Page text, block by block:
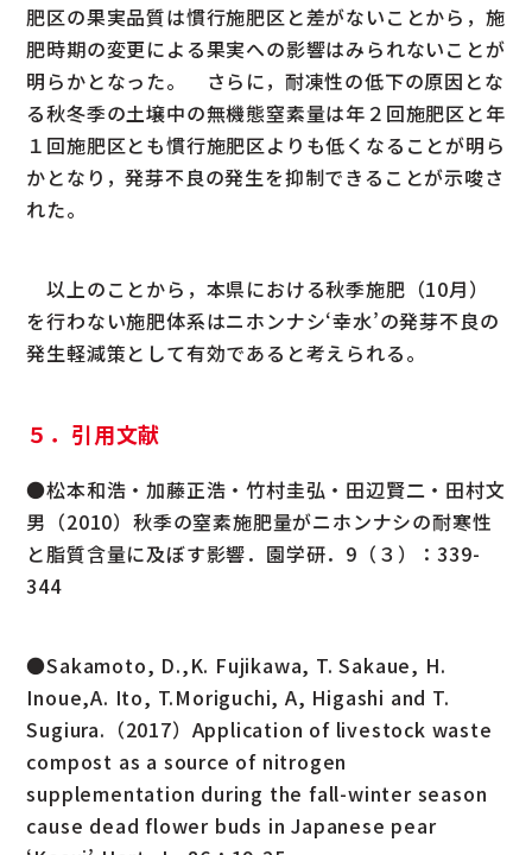
肥区の果実品質は慣行施肥区と差がないことから，施
肥時期の変更による果実への影響はみられないことが
明らかとなった。 さらに，耐凍性の低下の原因とな
る秋冬季の土壌中の無機態窒素量は年２回施肥区と年
１回施肥区とも慣行施肥区よりも低くなることが明ら
かとなり，発芽不良の発生を抑制できることが示唆さ
れた。
以上のことから，本県における秋季施肥（10月）
を行わない施肥体系はニホンナシ‘幸水’の発芽不良の
発生軽減策として有効であると考えられる。
５．引用文献
●松本和浩・加藤正浩・竹村圭弘・田辺賢二・田村文
男（2010）秋季の窒素施肥量がニホンナシの耐寒性
と脂質含量に及ぼす影響．園学研．9（３）：339-
344
●Sakamoto, D.,K. Fujikawa, T. Sakaue, H.
Inoue,A. Ito, T.Moriguchi, A, Higashi and T.
Sugiura.（2017）Application of livestock waste
compost as a source of nitrogen
supplementation during the fall-winter season
cause dead flower buds in Japanese pear